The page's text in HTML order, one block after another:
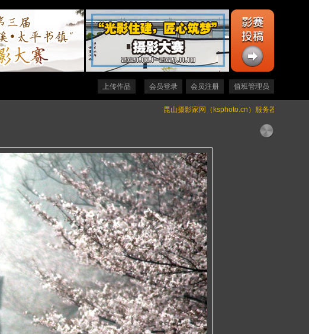
上传作品 会员登录 会员注册 值班管理员
昆山摄影家网（ksphoto.cn）服务器升级通知